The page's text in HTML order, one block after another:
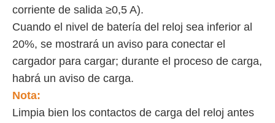
corriente de salida ≥0,5 A).
Cuando el nivel de batería del reloj sea inferior al
20%, se mostrará un aviso para conectar el
cargador para cargar; durante el proceso de carga,
habrá un aviso de carga.
Nota:
Limpia bien los contactos de carga del reloj antes